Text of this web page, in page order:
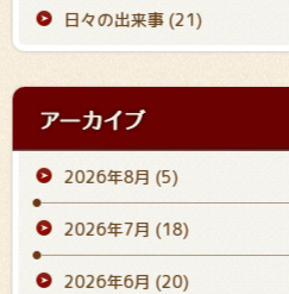
日々の出来事 (21)
2026年8月 (5)
2026年7月 (18)
2026年6月 (20)